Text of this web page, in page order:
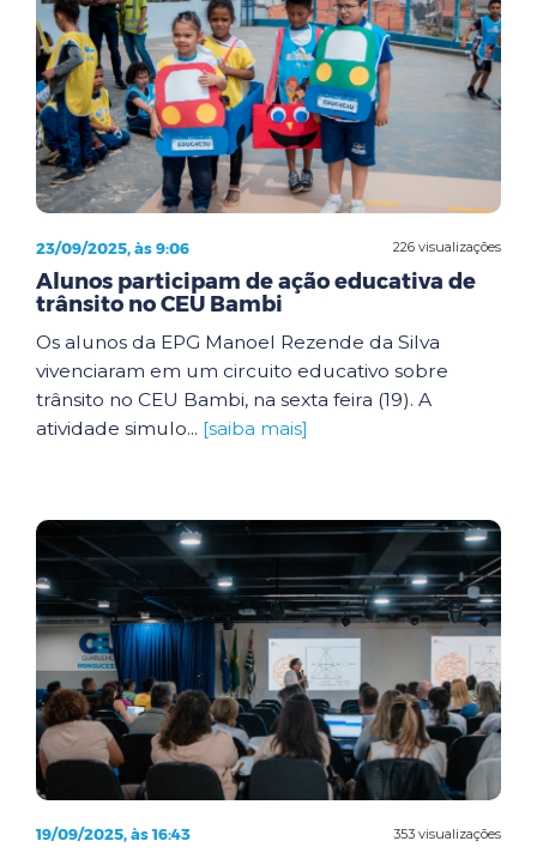
226 visualizações
23/09/2025, às 9:06
Alunos participam de ação educativa de
trânsito no CEU Bambi
Os alunos da EPG Manoel Rezende da Silva
vivenciaram em um circuito educativo sobre
trânsito no CEU Bambi, na sexta feira (19). A
atividade simulo... [saiba mais]
353 visualizações
19/09/2025, às 16:43